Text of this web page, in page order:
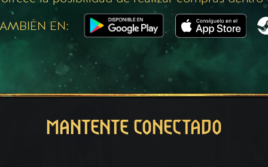
EN:
MANTENTE CONECTADO